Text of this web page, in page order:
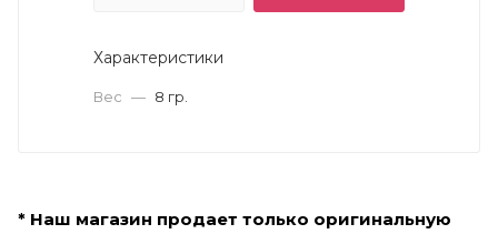
Характеристики
Вес — 8 гр.
* Наш магазин продает только оригинальную